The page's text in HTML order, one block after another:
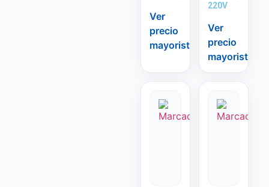
Ver
precio
mayorista
220V
Ver
precio
mayorista